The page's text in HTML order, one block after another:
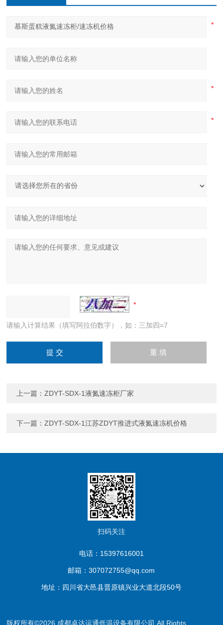
请输入计算结果（填写阿拉伯数字），如：三加四=7
上一篇：ZDYT-SDX-1液氮速冻柜厂家
下一篇：ZDYT-SDX-1江苏ZDYT推进式液氮速冻机价格
扫码关注
电话：15397616001
邮箱：307072755@qq.com
地址：四川省大邑县晋原镇兴业大道北段50号
版权所有©2026 成都卓达运通低温设备有限公司 All Rights